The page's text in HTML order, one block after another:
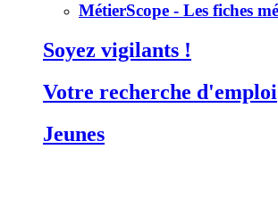
MétierScope - Les fiches
Soyez vigilants !
Votre recherche d'emploi
Jeunes